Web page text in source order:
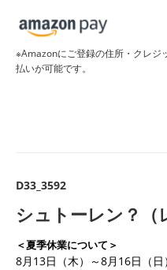
※Amazonにご登録の住所・クレジ
払いが可能です。
D33_3592
シュトーレン？（
＜夏季休業について＞
8月13日（木）～8月16日（